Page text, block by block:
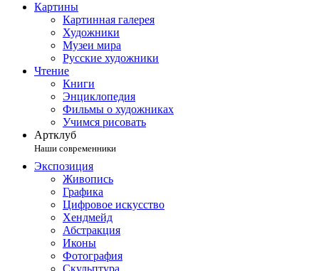
Картины
Картинная галерея
Художники
Музеи мира
Русские художники
Чтение
Книги
Энциклопедия
Фильмы о художниках
Учимся рисовать
Артклуб
Наши современники
Экспозиция
Живопись
Графика
Цифровое искусство
Хендмейд
Абстракция
Иконы
Фотография
Скульптура